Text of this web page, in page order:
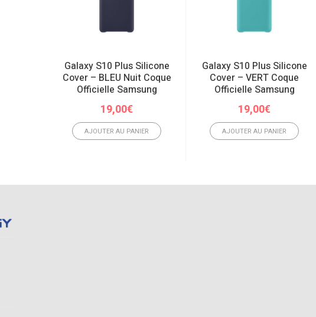
Galaxy S10 Plus Silicone
Cover – BLEU Nuit Coque
Officielle Samsung
19,00€
AJOUTER AU PANIER
Galaxy S10 Plus Silicone
Cover – VERT Coque
Officielle Samsung
19,00€
AJOUTER AU PANIER